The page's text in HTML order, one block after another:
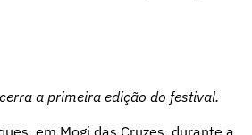
a primeira edição do festival.
em Mogi das Cruzes, durante a